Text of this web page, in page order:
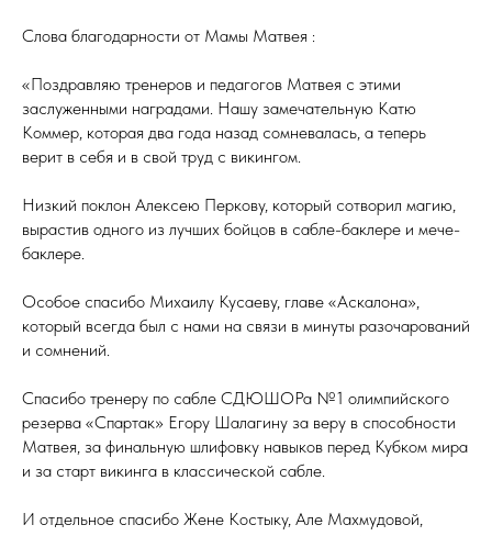
Слова благодарности от Мамы Матвея :
«Поздравляю тренеров и педагогов Матвея с этими
заслуженными наградами. Нашу замечательную Катю
Коммер, которая два года назад сомневалась, а теперь
верит в себя и в свой труд с викингом.
Низкий поклон Алексею Перкову, который сотворил магию,
вырастив одного из лучших бойцов в сабле-баклере и мече-
баклере.
Особое спасибо Михаилу Кусаеву, главе «Аскалона»,
который всегда был с нами на связи в минуты разочарований
и сомнений.
Спасибо тренеру по сабле СДЮШОРа №1 олимпийского
резерва «Спартак» Егору Шалагину за веру в способности
Матвея, за финальную шлифовку навыков перед Кубком мира
и за старт викинга в классической сабле.
И отдельное спасибо Жене Костыку, Але Махмудовой,